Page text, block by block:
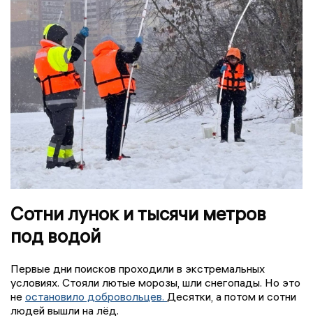
Сотни лунок и тысячи метров
под водой
Первые дни поисков проходили в экстремальных
условиях. Стояли лютые морозы, шли снегопады. Но это
не остановило добровольцев. Десятки, а потом и сотни
людей вышли на лёд.